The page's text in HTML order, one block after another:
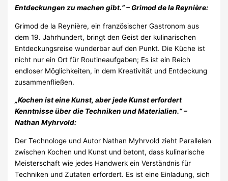
Entdeckungen zu machen gibt.“ – Grimod de la Reynière:
Grimod de la Reynière, ein französischer Gastronom aus
dem 19. Jahrhundert, bringt den Geist der kulinarischen
Entdeckungsreise wunderbar auf den Punkt. Die Küche ist
nicht nur ein Ort für Routineaufgaben; Es ist ein Reich
endloser Möglichkeiten, in dem Kreativität und Entdeckung
zusammenfließen.
„Kochen ist eine Kunst, aber jede Kunst erfordert
Kenntnisse über die Techniken und Materialien.“ –
Nathan Myhrvold:
Der Technologe und Autor Nathan Myhrvold zieht Parallelen
zwischen Kochen und Kunst und betont, dass kulinarische
Meisterschaft wie jedes Handwerk ein Verständnis für
Techniken und Zutaten erfordert. Es ist eine Einladung, sich